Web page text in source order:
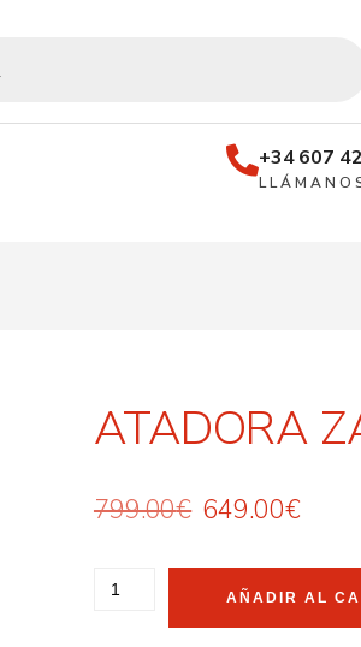
+34 607
ATADORA
799.00€ 649.00€
AÑADIR AL